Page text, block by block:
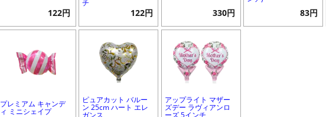
122円
チ
122円 330円 83円
プレミアム キャンデ
ィ ミニシェイプ
ピュアカット バルー
ン 25cm ハート エレ
アップライト マザー
ズデー ラヴィアンロ